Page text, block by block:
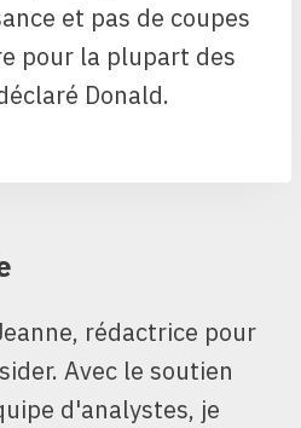
et pas de coupes
pour la plupart des
Donald.
rédactrice pour
Avec le soutien
d'analystes, je